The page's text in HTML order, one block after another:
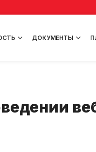
ДОКУМЕНТЫ